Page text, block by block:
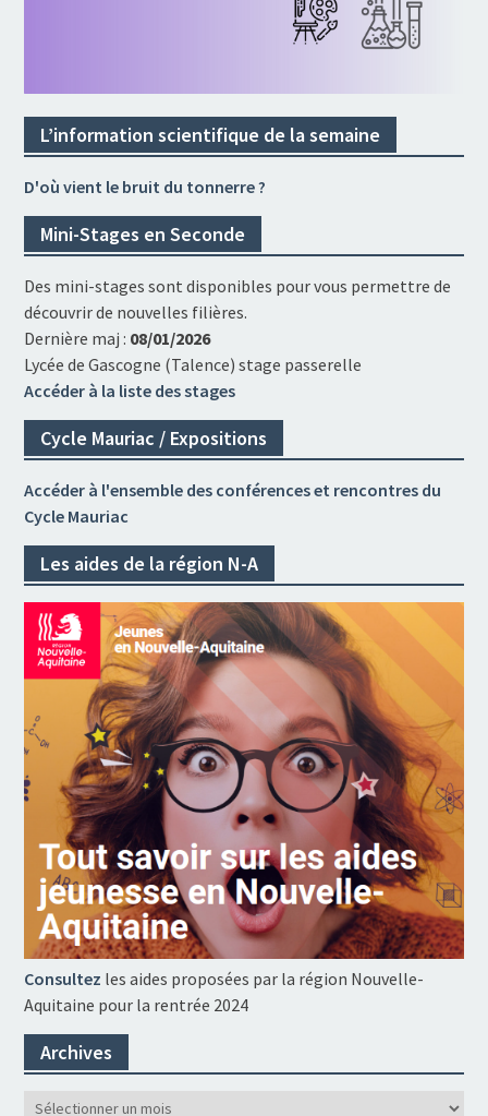
L’information scientifique de la semaine
D'où vient le bruit du tonnerre ?
Mini-Stages en Seconde
Des mini-stages sont disponibles pour vous permettre de
découvrir de nouvelles filières.
Dernière maj : 08/01/2026
Lycée de Gascogne (Talence) stage passerelle
Accéder à la liste des stages
Cycle Mauriac / Expositions
Accéder à l'ensemble des conférences et rencontres du
Cycle Mauriac
Les aides de la région N-A
Consultez les aides proposées par la région Nouvelle-
Aquitaine pour la rentrée 2024
Archives
Archives